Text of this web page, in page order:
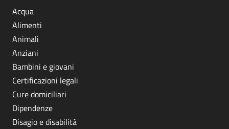
Acqua
Alimenti
Animali
Anziani
Bambini e giovani
Certificazioni legali
Cure domiciliari
Dipendenze
Disagio e disabilità